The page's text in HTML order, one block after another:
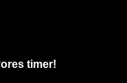
timer!